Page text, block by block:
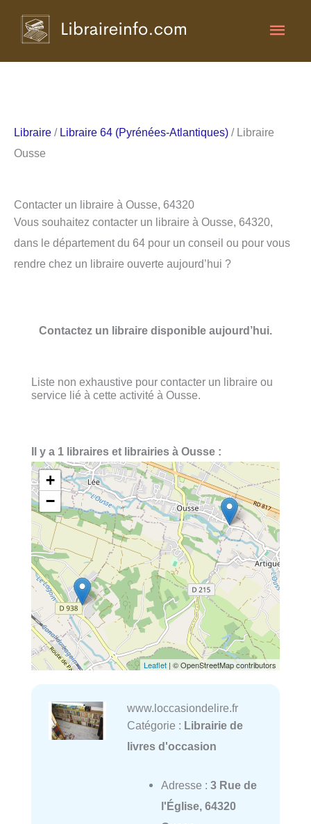
Libraire / Libraire 64 (Pyrénées-Atlantiques) / Libraire
Ousse
Contacter un libraire à Ousse, 64320
Vous souhaitez contacter un libraire à Ousse, 64320,
dans le département du 64 pour un conseil ou pour vous
rendre chez un libraire ouverte aujourd’hui ?
Contactez un libraire disponible aujourd’hui.
Liste non exhaustive pour contacter un libraire ou
service lié à cette activité à Ousse.
Il y a 1 libraires et librairies à Ousse :
+
−
Leaflet | © OpenStreetMap contributors
www.loccasiondelire.fr
Catégorie : Librairie de
livres d'occasion
Adresse : 3 Rue de
l'Église, 64320